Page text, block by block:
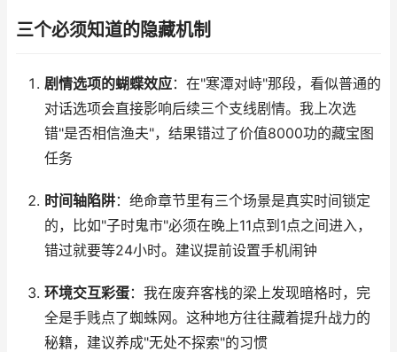
三个必须知道的隐藏机制
剧情选项的蝴蝶效应：在"寒潭对峙"那段，看似普通的
对话选项会直接影响后续三个支线剧情。我上次选
错"是否相信渔夫"，结果错过了价值8000功的藏宝图
任务
时间轴陷阱：绝命章节里有三个场景是真实时间锁定
的，比如"子时鬼市"必须在晚上11点到1点之间进入，
错过就要等24小时。建议提前设置手机闹钟
环境交互彩蛋：我在废弃客栈的梁上发现暗格时，完
全是手贱点了蜘蛛网。这种地方往往藏着提升战力的
秘籍，建议养成"无处不探索"的习惯